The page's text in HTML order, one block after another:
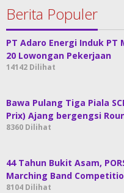
Berita Populer
PT Adaro Energi Induk PT
20 Lowongan Pekerjaan
14142 Dilihat
Bawa Pulang Tiga Piala
Prix) Ajang bergengsi
8360 Dilihat
44 Tahun Bukit Asam,
Marching Band
8104 Dilihat